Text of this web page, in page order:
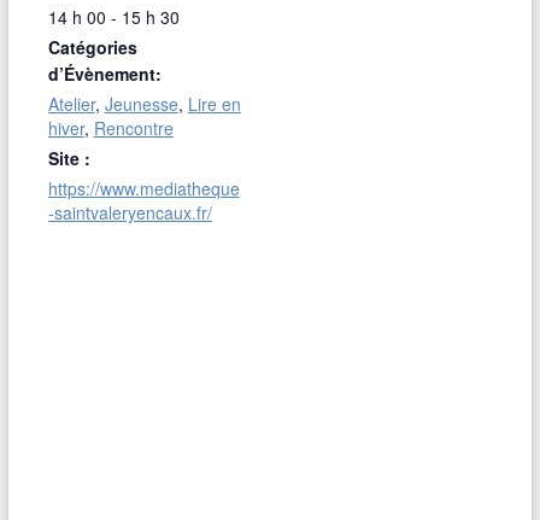
14 h 00 - 15 h 30
Catégories
d’Évènement:
Atelier, Jeunesse, Lire en
hiver, Rencontre
Site :
https://www.mediatheque
-saintvaleryencaux.fr/